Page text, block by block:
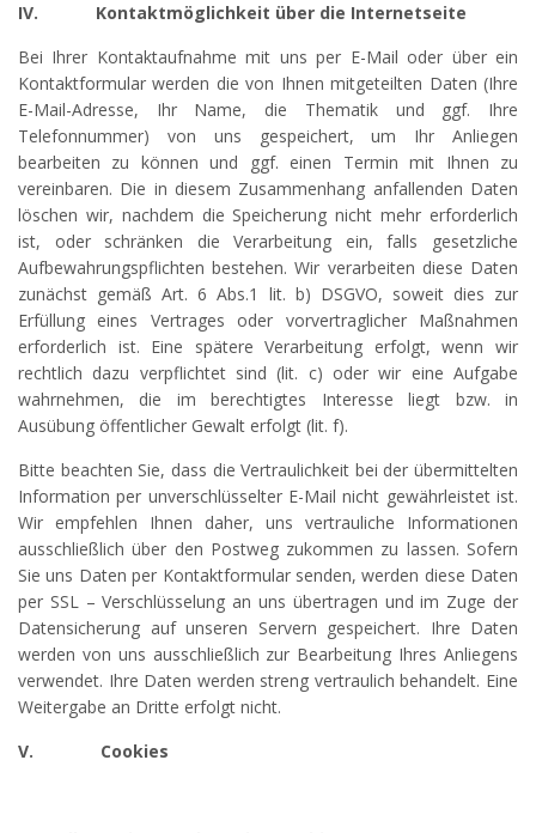
IV. Kontaktmöglichkeit über die Internetseite
Bei Ihrer Kontaktaufnahme mit uns per E-Mail oder über ein
Kontaktformular werden die von Ihnen mitgeteilten Daten (Ihre
E-Mail-Adresse, Ihr Name, die Thematik und ggf. Ihre
Telefonnummer) von uns gespeichert, um Ihr Anliegen
bearbeiten zu können und ggf. einen Termin mit Ihnen zu
vereinbaren. Die in diesem Zusammenhang anfallenden Daten
löschen wir, nachdem die Speicherung nicht mehr erforderlich
ist, oder schränken die Verarbeitung ein, falls gesetzliche
Aufbewahrungspflichten bestehen. Wir verarbeiten diese Daten
zunächst gemäß Art. 6 Abs.1 lit. b) DSGVO, soweit dies zur
Erfüllung eines Vertrages oder vorvertraglicher Maßnahmen
erforderlich ist. Eine spätere Verarbeitung erfolgt, wenn wir
rechtlich dazu verpflichtet sind (lit. c) oder wir eine Aufgabe
wahrnehmen, die im berechtigtes Interesse liegt bzw. in
Ausübung öffentlicher Gewalt erfolgt (lit. f).
Bitte beachten Sie, dass die Vertraulichkeit bei der übermittelten
Information per unverschlüsselter E-Mail nicht gewährleistet ist.
Wir empfehlen Ihnen daher, uns vertrauliche Informationen
ausschließlich über den Postweg zukommen zu lassen. Sofern
Sie uns Daten per Kontaktformular senden, werden diese Daten
per SSL – Verschlüsselung an uns übertragen und im Zuge der
Datensicherung auf unseren Servern gespeichert. Ihre Daten
werden von uns ausschließlich zur Bearbeitung Ihres Anliegens
verwendet. Ihre Daten werden streng vertraulich behandelt. Eine
Weitergabe an Dritte erfolgt nicht.
V. Cookies